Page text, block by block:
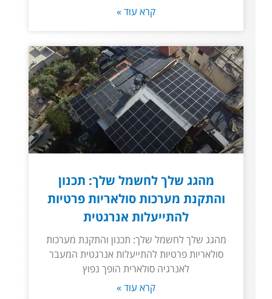
קרא עוד »
מהגג שלך לחשמל שלך: תכנון
והתקנת מערכות סולאריות פרטיות
להתייעלות אנרגטית
מהגג שלך לחשמל שלך: תכנון והתקנת מערכות
סולאריות פרטיות להתייעלות אנרגטית המעבר
לאנרגיה סולארית הופך נפוץ
קרא עוד »